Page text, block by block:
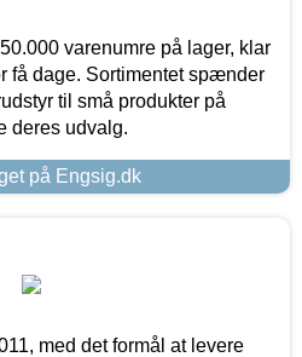
varenumre på lager, klar
få dage. Sortimentet spænder
til små produkter på
deres udvalg.
på Engsig.dk
med det formål at levere